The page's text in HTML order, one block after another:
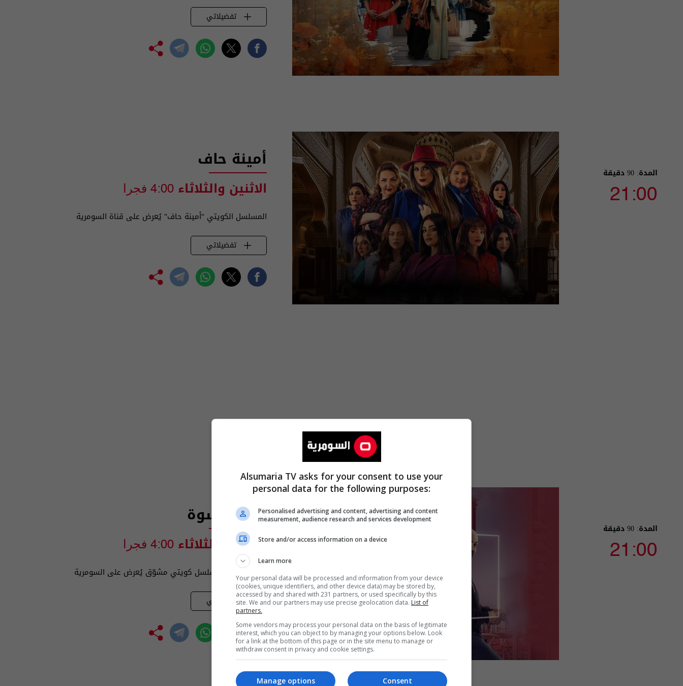
تفضيلاتي
المدة: 90 دقيقة
21:00
أمينة حاف
الاثنين والثلاثاء 4:00 فجرا
المسلسل الكويتي "أمينة حاف" يُعرض على قناة السومرية
تفضيلاتي
المدة: 90 دقيقة
21:00
نون النسوة
الاثنين والثلاثاء 4:00 فجرا
"نون النسوة" مسلسل كويتي مشوّق يُعرض على السومرية
تفضيلاتي
Alsumaria TV asks for your consent to use your
personal data for the following purposes:
Personalised advertising and content, advertising and content
measurement, audience research and services development
Store and/or access information on a device
Learn more
Your personal data will be processed and information from your device
(cookies, unique identifiers, and other device data) may be stored by,
accessed by and shared with 231 partners, or used specifically by this
site. We and our partners may use precise geolocation data. List of
partners.
Some vendors may process your personal data on the basis of legitimate
interest, which you can object to by managing your options below. Look
for a link at the bottom of this page or in the site menu to manage or
withdraw consent in privacy and cookie settings.
Consent
Manage options